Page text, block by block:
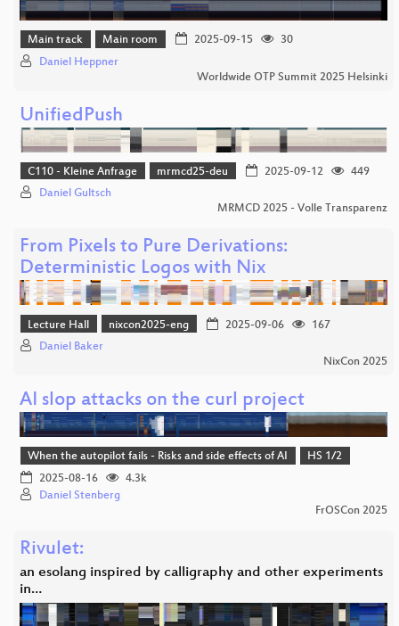
Main track Main room 2025-09-15
30
Daniel Heppner
Worldwide OTP Summit 2025 Helsinki
UnifiedPush
C110 - Kleine Anfrage mrmcd25-deu 2025-09-12
449
Daniel Gultsch
MRMCD 2025 - Volle Transparenz
From Pixels to Pure Derivations:
Deterministic Logos with Nix
Lecture Hall nixcon2025-eng 2025-09-06
167
Daniel Baker
NixCon 2025
AI slop attacks on the curl project
When the autopilot fails - Risks and side effects of AI
HS 1/2
2025-08-16
4.3k
Daniel Stenberg
FrOSCon 2025
Rivulet:
an esolang inspired by calligraphy and other experiments
in…